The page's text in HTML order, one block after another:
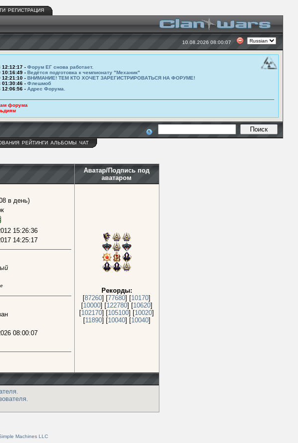
РЕГИСТРАЦИЯ
10.08.2026 08:00:07
12:12:17 - Форум ЕГ снова работает.
10:16:49 - Ведётся подготовка к чемпионату "Механик"
12:21:10 - ВНИМАНИЕ! ТЕМ КТО ХОЧЕТ ЗАРЕГИСТРИРОВАТЬСЯ НА ФОРУМЕ!
01:30:46 - Флешмоб
12:06:56 - Адрес Форума.
форума
РЕЙТИНГИ АЛЬБОМЫ ЧАТ
Аватар/Подпись под
аватаром
в день)
15:26:36
14:25:17
08:00:07
Рекорды:
[87260] [77680] [10170]
[10000] [122780] [10620]
[102170] [105100] [10020]
[11890] [10040] [10040]
Machines LLC